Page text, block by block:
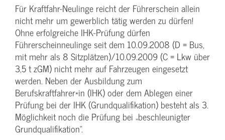
Für Kraftfahr-Neulinge reicht der Führerschein allein
nicht mehr um gewerblich tätig werden zu dürfen!
Ohne erfolgreiche IHK-Prüfung dürfen
Führerscheinneulinge seit dem 10.09.2008 (D = Bus,
mit mehr als 8 Sitzplätzen)/10.09.2009 (C = Lkw über
3,5 t zGM) nicht mehr auf Fahrzeugen eingesetzt
werden. Neben der Ausbildung zum
Berufskraftfahrer*in (IHK) oder dem Ablegen einer
Prüfung bei der IHK (Grundqualifikation) besteht als 3.
Möglichkeit noch die Prüfung bei „beschleunigter
Grundqualifikation“.